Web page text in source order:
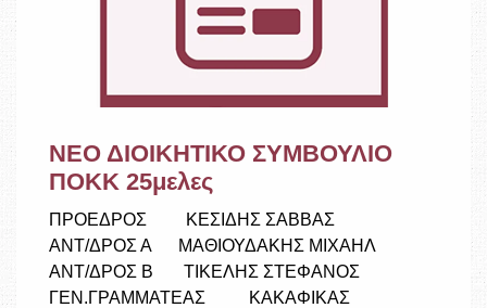
ΝΕΟ ΔΙΟΙΚΗΤΙΚΟ ΣΥΜΒΟΥΛΙΟ
ΠΟΚΚ 25μελες
ΠΡΟΕΔΡΟΣ ΚΕΣΙΔΗΣ ΣΑΒΒΑΣ
ΑΝΤ/ΔΡΟΣ Α ΜΑΘΙΟΥΔΑΚΗΣ ΜΙΧΑΗΛ
ΑΝΤ/ΔΡΟΣ Β ΤΙΚΕΛΗΣ ΣΤΕΦΑΝΟΣ
ΓΕΝ.ΓΡΑΜΜΑΤΕΑΣ ΚΑΚΑΦΙΚΑΣ